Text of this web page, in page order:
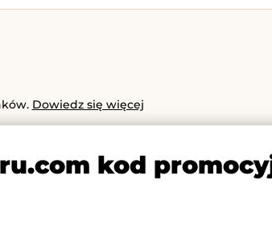
Dowiedz się więcej
kod